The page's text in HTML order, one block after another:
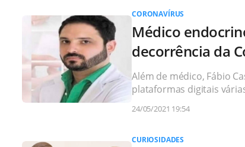
CORONAVÍRUS
Médico
decorrência da
Além de médico, Fábio
plataformas digitais
24/05/2021 19:54
CURIOSIDADES